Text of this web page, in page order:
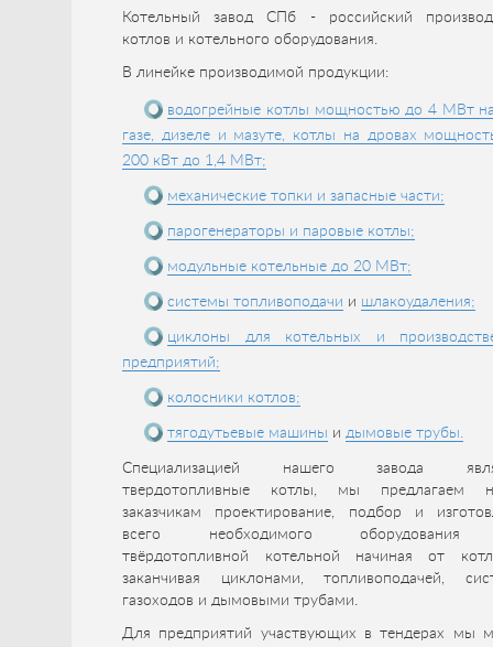
Котельный завод СПб - российский
котлов и котельного оборудования.
В линейке производимой продукции:
водогрейные котлы мощностью до 4 МВт на
газе, дизеле и мазуте, котлы на дровах
200 кВт до 1,4 МВт;
механические топки и запасные части;
парогенераторы и паровые котлы;
модульные котельные до 20 МВт;
системы топливоподачи и шлакоудаления;
циклоны для котельных и
предприятий;
колосники котлов;
тягодутьевые машины идымовые трубы.
Специализацией нашего завода
твердотопливные котлы, мы предлагаем
заказчикам проектирование, подбор и
всего необходимого
твёрдотопливной котельной начиная от
заканчивая циклонами, топливоподачей,
газоходов и дымовыми трубами.
Для предприятий участвующих в тендерах мы